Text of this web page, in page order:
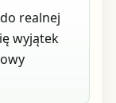
realnej
wyjątek